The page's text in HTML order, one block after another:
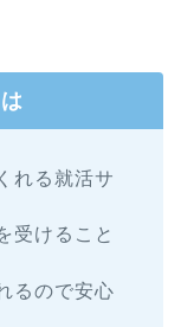
れる就活サ
受けること
るので安心